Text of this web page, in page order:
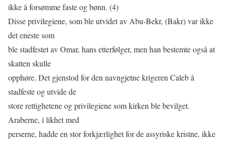
ikke å forsømme faste og bønn. (4)
Disse privilegiene, som ble utvidet av Abu-Bekr, (Bakr) var ikke
det eneste som
ble stadfestet av Omar, hans etterfølger, men han bestemte også at
skatten skulle
opphøre. Det gjenstod for den navngjetne krigeren Caleb å
stadfeste og utvide de
store rettighetene og privilegiene som kirken ble bevilget.
Araberne, i likhet med
perserne, hadde en stor forkjærlighet for de assyriske kristne, ikke